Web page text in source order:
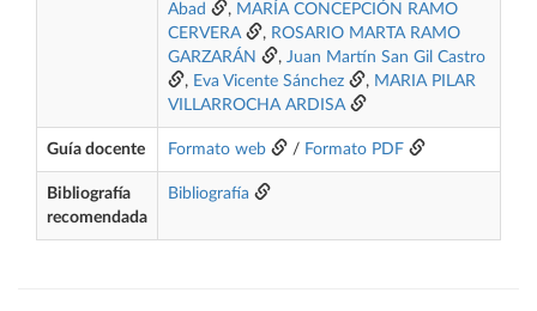
Abad
, MARÍA CONCEPCIÓN RAMO
CERVERA
, ROSARIO MARTA RAMO
GARZARÁN
, Juan Martín San Gil Castro
, Eva Vicente Sánchez , MARIA PILAR
VILLARROCHA ARDISA
Guía docente Formato web / Formato PDF
Bibliografía
recomendada
Bibliografía